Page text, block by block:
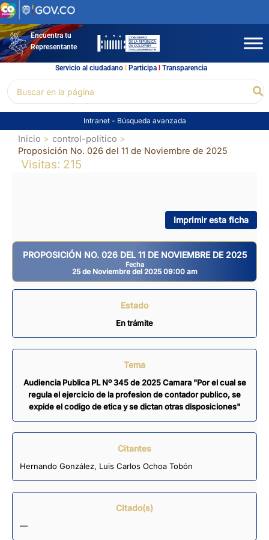
Ir
al
contenidoEncuentra tu
Representante
Servicio al ciudadano l Participal Transparencia
por:
Intranet - Búsqueda avanzada
Inicio
control-politico
Proposición No. 026 del 11 de Noviembre de 2025
Visitas: 215
Imprimir esta ficha
PROPOSICIÓN NO. 026 DEL 11 DE NOVIEMBRE DE 2025
Fecha
25 de Noviembre del 2025 09:00 am
Estado
En trámite
Tema
Audiencia Publica PL Nº 345 de 2025 Camara "Por el cual se
regula el ejercicio de la profesion de contador publico, se
expide el codigo de etica y se dictan otras disposiciones"
Citantes
Hernando González, Luis Carlos Ochoa Tobón
Citado(s)
—